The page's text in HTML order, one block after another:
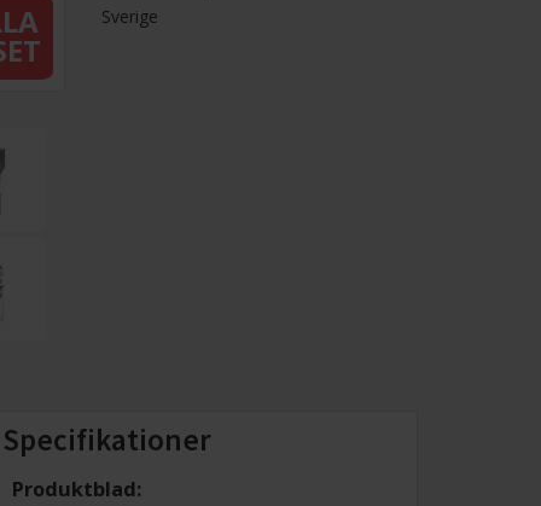
Sverige
Specifikationer
Produktblad: